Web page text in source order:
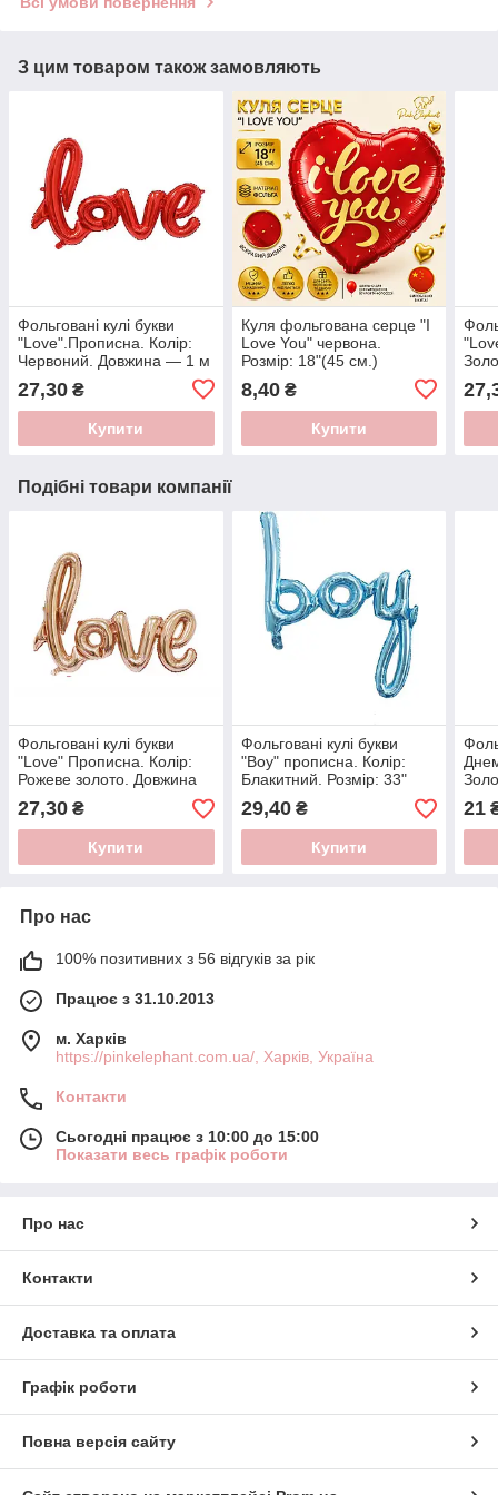
З цим товаром також замовляють
Фольговані кулі букви
"Love".Прописна. Колір:
Червоний. Довжина — 1 м
27,30 ₴
Купити
Куля фольгована серце "I
Love You" червона.
Розмір: 18"(45 см.)
8,40₴
Купити
Подібні товари компанії
Фольговані кулі букви
"Love" Прописна. Колір:
Рожеве золото. Довжина
— 1 м
27,30 ₴
Купити
Фольговані кулі букви
"Boy" прописна. Колір:
Блакитний. Розмір: 33"
(83*83 см.)
29,40₴
Купити
21
Про нас
100% позитивних з 56 відгуків за рік
Працює з 31.10.2013
м. Харків
https://pinkelephant.com.ua/, Харків, Україна
Контакти
Сьогодні працює з 10:00 до 15:00
Показати весь графік роботи
Про нас
Контакти
Доставка та оплата
Графік роботи
Повна версія сайту